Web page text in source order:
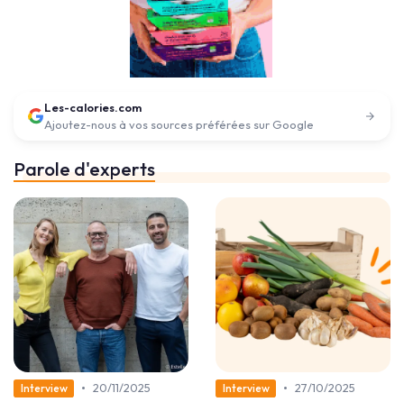
Les-calories.com
Ajoutez-nous à vos sources préférées sur Google
Parole d'experts
Interview • 20/11/2025
Interview • 27/10/2025